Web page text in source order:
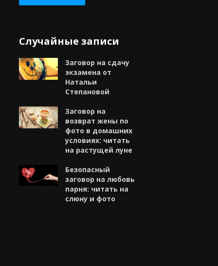
Случайные записи
Заговор на сдачу
экзамена от
Натальи
Степановой
Заговор на
возврат жены по
фото в домашних
условиях: читать
на растущей луне
Безопасный
заговор на любовь
парня: читать на
слюну и фото